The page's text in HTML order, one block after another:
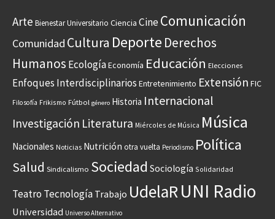
Arte Bienestar Universitario Ciencia CineComunicación
Comunidad Cultura Deporte Derechos
Humanos EcologíaEconomía Educación Elecciones
Enfoques Interdisciplinarios Entretenimiento Extensión FIC
Filosofía Frikismo Fútbol género Historia Internacional
Investigación Literatura Miércoles de Música Música
Nacionales Noticias Nutrición otra vuelta Periodismo Política
Salud Sindicalismo Sociedad Sociología Solidaridad
Teatro Tecnología Trabajo UdelaRUNI Radio
Universidad Universo Alternativo